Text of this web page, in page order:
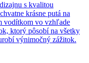
s kvalitou
krásne putá na
vodítkom vo vzhľade
ktorý pôsobí na všetky
výnimočný zážitok.